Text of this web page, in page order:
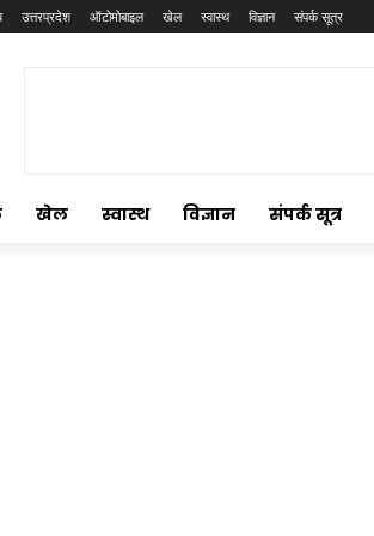
उत्तरप्रदेश ऑटोमोबाइल खेल स्वास्थ विज्ञान संपर्क सूत्र
खेल स्वास्थ विज्ञान संपर्क सूत्र